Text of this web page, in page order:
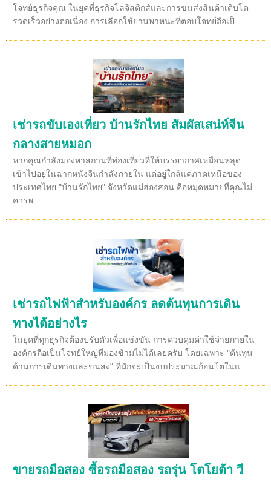
โจทย์ธุรกิจคุณ ในยุคที่ธุรกิจโลจิสติกส์และการขนส่งสินค้าเติบโต
รวดเร็วอย่างต่อเนื่อง การเลือกใช้ยานพาหนะที่ตอบโจทย์ถือเป็...
เช่ารถขับเองเที่ยว บ้านรักไทย สัมผัสเสน่ห์จีน
กลางสายหมอก
หากคุณกำลังมองหาสถานที่ท่องเที่ยวที่ให้บรรยากาศเหมือนหลุด
เข้าไปอยู่ในฉากหนังจีนกำลังภายใน แต่อยู่ใกล้แค่ภาคเหนือของ
ประเทศไทย "บ้านรักไทย" จังหวัดแม่ฮ่องสอน คือหมุดหมายที่คุณไม่
ควรพ...
เช่ารถไฟฟ้าสำหรับองค์กร ลดต้นทุนการเดิน
ทางได้อย่างไร
ในยุคที่ทุกธุรกิจต้องปรับตัวเพื่อแข่งขัน การควบคุมค่าใช้จ่ายภายใน
องค์กรถือเป็นโจทย์ใหญ่ที่มองข้ามไม่ได้เลยครับ โดยเฉพาะ "ต้นทุน
ด้านการเดินทางและขนส่ง" ที่มักจะเป็นงบประมาณก้อนโตในแ...
ขายรถมือสอง ซื้อรถมือสอง รถรุ่น โตโยต้า วี